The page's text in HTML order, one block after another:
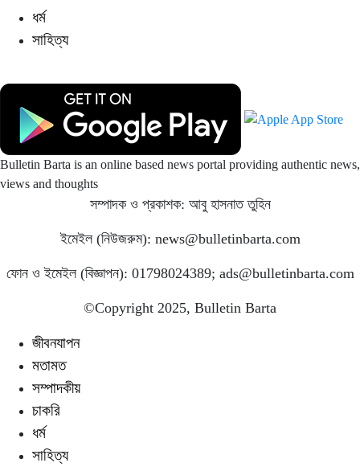
ধর্ম
সাহিত্য
Bulletin Barta is an online based news portal providing authentic news,
views and thoughts
সম্পাদক ও প্রকাশক: আবু হাসনাত তুহিন
ইমেইল (নিউজরুম): news@bulletinbarta.com
ফোন ও ইমেইল (বিজ্ঞাপন): 01798024389; ads@bulletinbarta.com
©️Copyright 2025, Bulletin Barta
জীবনযাপন
মতামত
সম্পাদকীয়
চাকরি
ধর্ম
সাহিত্য